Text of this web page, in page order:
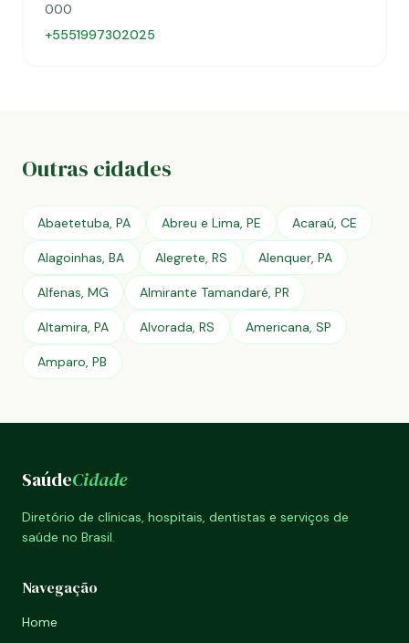
000
+5551997302025
Outras cidades
Abaetetuba, PA Abreu e Lima, PE Acaraú, CE
Alagoinhas, BA Alegrete, RS Alenquer, PA
Alfenas, MG Almirante Tamandaré, PR
Altamira, PA Alvorada, RS Americana, SP
Amparo, PB
SaúdeCidade
Diretório de clínicas, hospitais, dentistas e serviços de
saúde no Brasil.
Navegação
Home